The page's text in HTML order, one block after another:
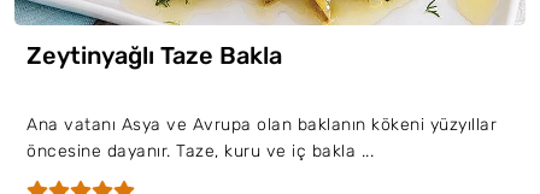
Zeytinyağlı Taze Bakla
Ana vatanı Asya ve Avrupa olan baklanın kökeni yüzyıllar
öncesine dayanır. Taze, kuru ve iç bakla ...